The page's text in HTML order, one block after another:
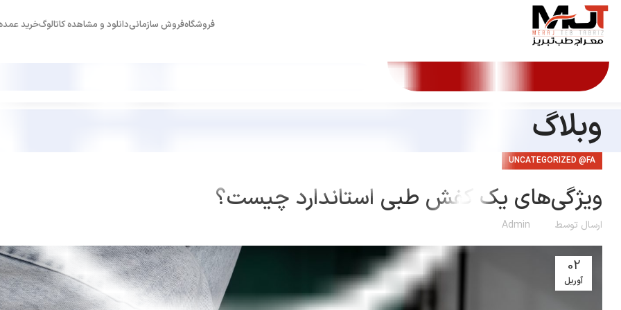
فروشگاهفروش سازمانیدانلود و مشاهده کاتالوگخرید
وبلاگ
UNCATEGORIZED @FA
ویژگی‌های یک کفش طبی استاندارد چیست؟
ارسال توسط Admin
02
آوریل